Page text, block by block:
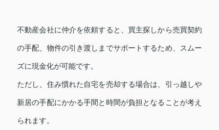
不動産会社に仲介を依頼すると、買主探しから売買契約
の手配、物件の引き渡しまでサポートするため、スムー
ズに現金化が可能です。
ただし、住み慣れた自宅を売却する場合は、引っ越しや
新居の手配にかかる手間と時間が負担となることが考え
られます。